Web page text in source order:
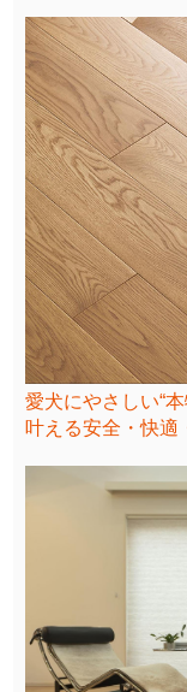
愛犬にやさしい“
叶える安全・快適